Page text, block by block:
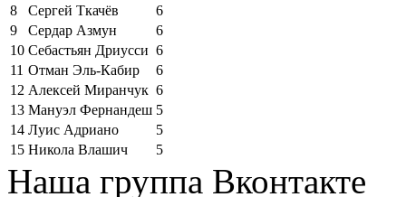
8
Сергей Ткачёв
6
9
Сердар Азмун
6
10 Себастьян Дриусси 6
11 Отман Эль-Кабир
6
12 Алексей Миранчук 6
13 Мануэл Фернандеш 5
14 Луис Адриано
5
15 Никола Влашич 5
Наша группа Вконтакте